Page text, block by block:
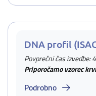
DNA profil
Povprečni čas izvedbe:
Priporočamo vzorec krvi
Podrobno